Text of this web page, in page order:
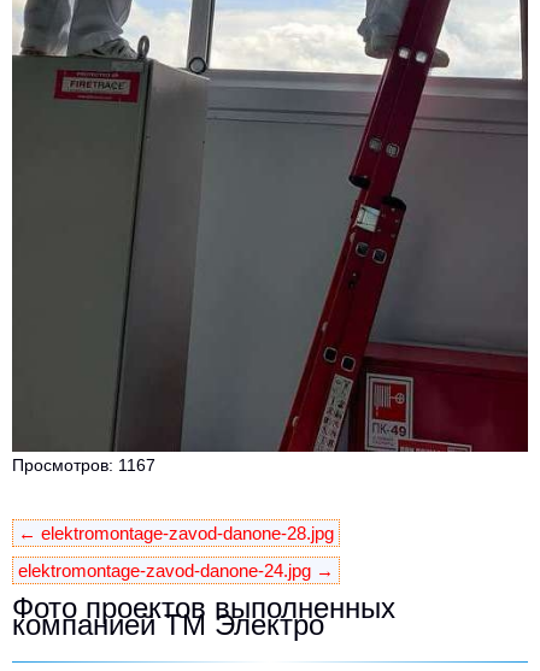
Просмотров: 1167
← elektromontage-zavod-danone-28.jpg
elektromontage-zavod-danone-24.jpg →
Фото проектов выполненных
компанией ТМ Электро